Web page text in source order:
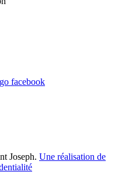
Joseph. Une réalisation de